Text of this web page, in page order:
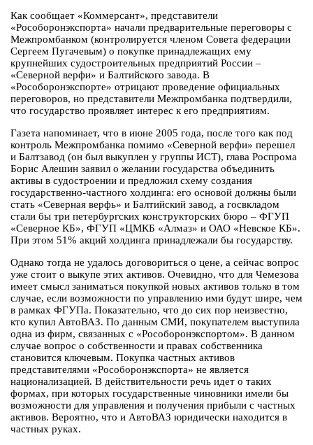
Как сообщает «Коммерсант», представители
«Рособоронэкспорта» начали предварительные переговоры c
Межпромбанком (контролируется членом Совета федерации
Сергеем Пугачевым) о покупке принадлежащих ему
крупнейших судостроительных предприятий России –
«Северной верфи» и Балтийского завода. В
«Рособоронэкспорте» отрицают проведение официальных
переговоров, но представители Межпромбанка подтвердили,
что государство проявляет интерес к его предприятиям.
Газета напоминает, что в июне 2005 года, после того как под
контроль Межпромбанка помимо «Северной верфи» перешел
и Балтзавод (он был выкуплен у группы ИСТ), глава Роспрома
Борис Алешин заявил о желании государства объединить
активы в судостроении и предложил схему создания
государственно-частного холдинга: его основой должны были
стать «Северная верфь» и Балтийский завод, а госвкладом
стали бы три петербургских конструкторских бюро – ФГУП
«Северное КБ», ФГУП «ЦМКБ «Алмаз» и ОАО «Невское КБ».
При этом 51% акций холдинга принадлежали бы государству.
Однако тогда не удалось договориться о цене, а сейчас вопрос
уже стоит о выкупе этих активов. Очевидно, что для Чемезова
имеет смысл заниматься покупкой новых активов только в том
случае, если возможности по управлению ими будут шире, чем
в рамках ФГУПа. Показательно, что до сих пор неизвестно,
кто купил АвтоВАЗ. По данным СМИ, покупателем выступила
одна из фирм, связанных с «Рособоронэкспортом». В данном
случае вопрос о собственности и правах собственника
становится ключевым. Покупка частных активов
представителями «Рособоронэкспорта» не является
национализацией. В действительности речь идет о таких
формах, при которых государственные чиновники имели бы
возможности для управления и получения прибыли с частных
активов. Вероятно, что и АвтоВАЗ юридически находится в
частных руках.